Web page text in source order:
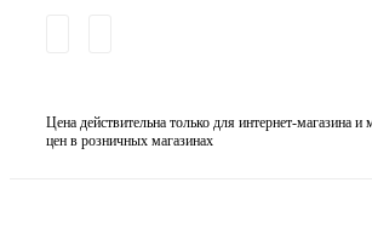
Цена действительна только для интернет-магазина и
цен в розничных магазинах